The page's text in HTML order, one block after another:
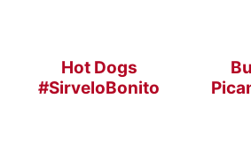
Hot Dogs
#SirveloBonito